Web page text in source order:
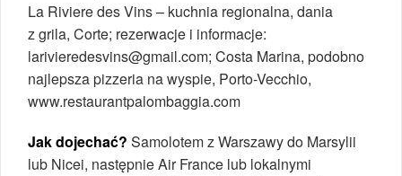
La Riviere des Vins – kuchnia regionalna, dania
z grila, Corte; rezerwacje i informacje:
larivieredesvins@gmail.com; Costa Marina, podobno
najlepsza pizzeria na wyspie, Porto-Vecchio,
www.restaurantpalombaggia.com
Jak dojechać? Samolotem z Warszawy do Marsylii
lub Nicei, następnie Air France lub lokalnymi